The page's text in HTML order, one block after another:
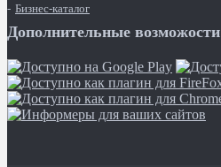
Бизнес-каталог
Дополнительные возможости